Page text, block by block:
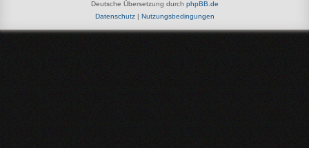
Deutsche Übersetzung durch phpBB.de
Datenschutz| Nutzungsbedingungen